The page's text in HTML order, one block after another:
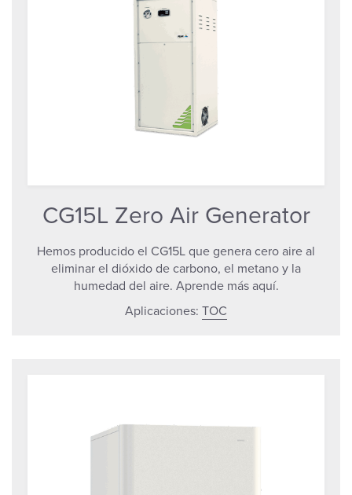
CG15L Zero Air Generator
Hemos producido el CG15L que genera cero aire al
eliminar el dióxido de carbono, el metano y la
humedad del aire. Aprende más aquí.
Aplicaciones: TOC